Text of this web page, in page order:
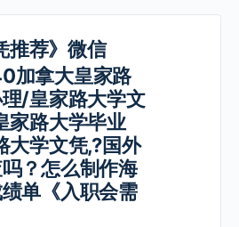
推荐》微信
加拿大皇家路
/皇家路大学文
家路大学毕业
大学文凭,?国外
？怎么制作海
单《入职会需